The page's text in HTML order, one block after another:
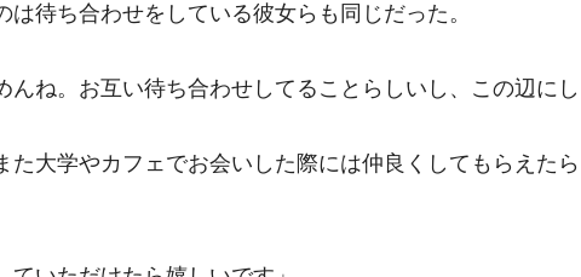
待ち合わせをしている彼女らも同じだった。
んね。お互い待ち合わせしてることらしいし、この辺にし
た大学やカフェでお会いした際には仲良くしてもらえたら